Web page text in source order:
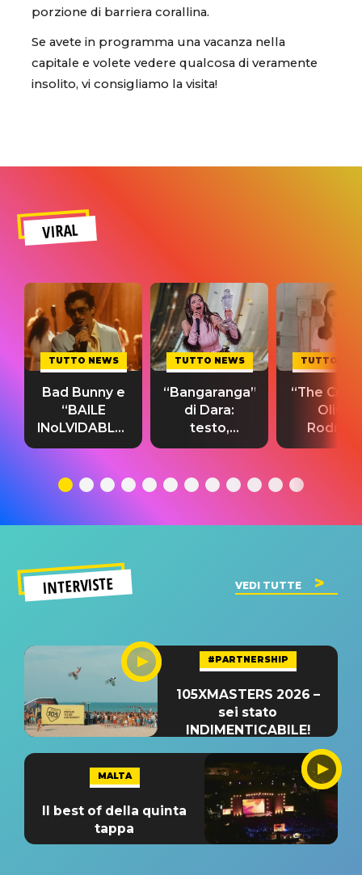
porzione di barriera corallina.
Se avete in programma una vacanza nella
capitale e volete vedere qualcosa di veramente
insolito, vi consigliamo la visita!
VIRAL
TUTTO NEWS
Bad Bunny e
“BAILE
INoLVIDABLE”:
testo,
significato
TUTTO NEWS
“Bangaranga”
di Dara:
testo,
traduzione e
del singolo
TUTTO
“The
Olivia
testo,
INTERVISTE VEDI TUTTE
#PARTNERSHIP
105XMASTERS 2026 –
sei stato
INDIMENTICABILE!
MALTA
Il best of della quinta
tappa